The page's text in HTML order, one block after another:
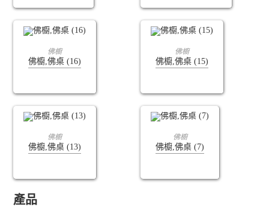
查看內容
佛櫥
佛櫥,佛桌 (16)
查看內容
佛櫥
佛櫥,佛桌 (15)
查看內容
佛櫥
佛櫥,佛桌 (13)
查看內容
佛櫥
佛櫥,佛桌 (7)
產品